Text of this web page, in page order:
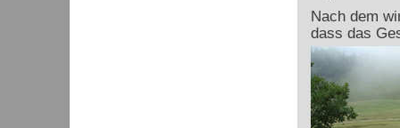
Nach dem
dass das